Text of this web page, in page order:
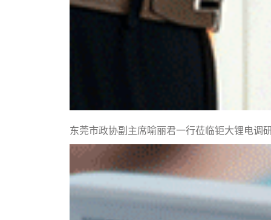
东莞市政协副主席喻丽君一行莅临钜大锂电调